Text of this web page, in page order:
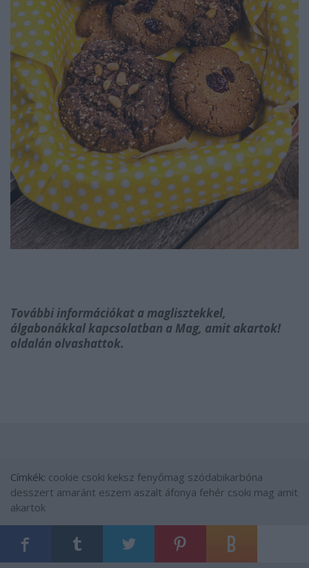
További információkat a maglisztekkel,
álgabonákkal kapcsolatban a Mag, amit akartok!
oldalán olvashattok.
Címkék: cookie csoki keksz fenyőmag szódabikarbóna
desszert amaránt eszem aszalt áfonya fehér csoki mag amit
akartok